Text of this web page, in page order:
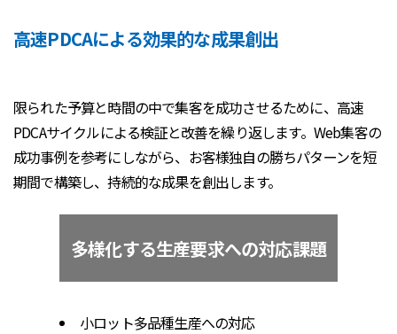
高速PDCAによる効果的な成果創出
限られた予算と時間の中で集客を成功させるために、高速
PDCAサイクルによる検証と改善を繰り返します。Web集客の
成功事例を参考にしながら、お客様独自の勝ちパターンを短
期間で構築し、持続的な成果を創出します。
多様化する生産要求への対応課題
小ロット多品種生産への対応